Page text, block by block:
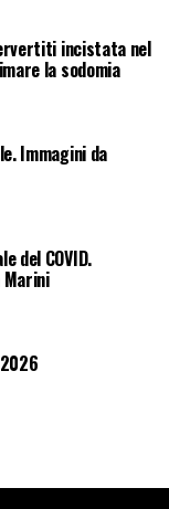
incistata nel
la sodomia
Immagini da
del COVID.